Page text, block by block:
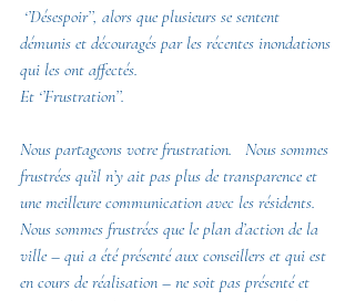
‘’Désespoir’’, alors que plusieurs se sentent
démunis et découragés par les récentes inondations
qui les ont affectés.
Et ‘’Frustration’’.
Nous partageons votre frustration.   Nous sommes
frustrées qu’il n’y ait pas plus de transparence et
une meilleure communication avec les résidents.
Nous sommes frustrées que le plan d’action de la
ville – qui a été présenté aux conseillers et qui est
en cours de réalisation – ne soit pas présenté et